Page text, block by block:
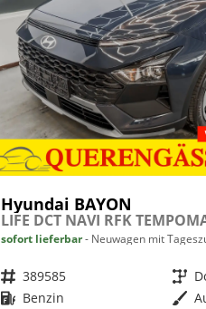
Hyundai BAYON
LIFE DCT NAVI RFK
sofort lieferbar Neuwagen mit
Fahrzeugnr. 389585 Getriebe
Kraftstoff Benzin Außenfarbe